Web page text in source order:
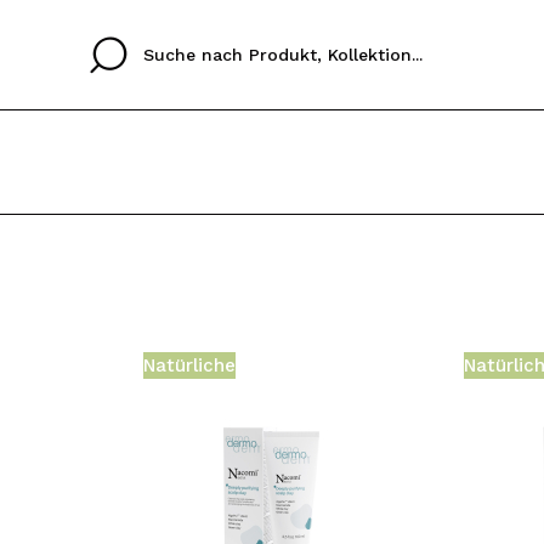
ICH
Durch die Erstellung
Einkäufe schnell
ESPAÑOL
Natürliche